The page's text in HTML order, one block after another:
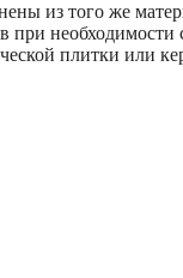
из того же
при необходимости
плитки или